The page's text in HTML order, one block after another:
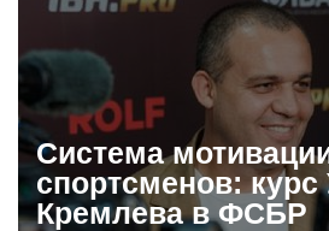
Система
спортсменов:
Кремлева в ФСБР